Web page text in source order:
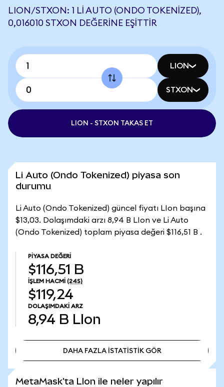
LION/STXON: 1 LI AUTO (ONDO TOKENIZED),
0,016010 STXON DEĞERINE EŞITTIR
LION
STXON
LION - STXON TAKAS ET
Li Auto (Ondo Tokenized) piyasa son
durumu
Li Auto (Ondo Tokenized) güncel fiyatı LIon başına
$13,03. Dolaşımdaki arzı 8,94 B LIon ve Li Auto
(Ondo Tokenized) toplam piyasa değeri $116,51 B .
PIYASA DEĞERI
$116,51 B
İŞLEM HACMI (24S)
$119,24
DOLAŞIMDAKI ARZ
8,94 B LIon
DAHA FAZLA İSTATİSTİK GÖR
MetaMask'ta LIon ile neler yapılır